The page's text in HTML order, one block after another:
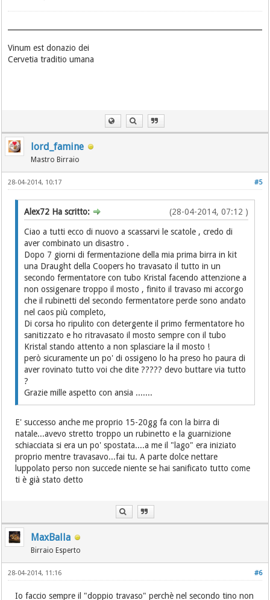
Vinum est donazio dei
Cervetia traditio umana
lord_famine
Mastro Birraio
#5
28-04-2014, 10:17
(28-04-2014, 07:12 )
Alex72 Ha scritto:
Ciao a tutti ecco di nuovo a scassarvi le scatole , credo di
aver combinato un disastro .
Dopo 7 giorni di fermentazione della mia prima birra in kit
una Draught della Coopers ho travasato il tutto in un
secondo fermentatore con tubo Kristal facendo attenzione a
non ossigenare troppo il mosto , finito il travaso mi accorgo
che il rubinetti del secondo fermentatore perde sono andato
nel caos più completo,
Di corsa ho ripulito con detergente il primo fermentatore ho
sanitizzato e ho ritravasato il mosto sempre con il tubo
Kristal stando attento a non splasciare la il mosto !
però sicuramente un po' di ossigeno lo ha preso ho paura di
aver rovinato tutto voi che dite ????? devo buttare via tutto
?
Grazie mille aspetto con ansia .......
E' successo anche me proprio 15-20gg fa con la birra di
natale...avevo stretto troppo un rubinetto e la guarnizione
schiacciata si era un po' spostata....a me il "lago" era iniziato
proprio mentre travasavo...fai tu. A parte dolce nettare
luppolato perso non succede niente se hai sanificato tutto come
ti è già stato detto
MaxBalla
Birraio Esperto
#6
28-04-2014, 11:16
Io faccio sempre il "doppio travaso" perchè nel secondo tino non